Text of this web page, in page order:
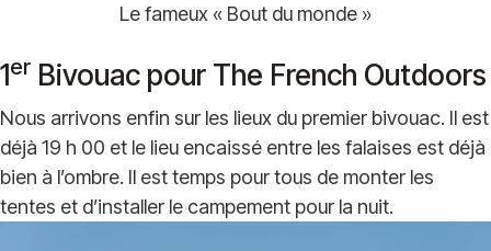
Le fameux « Bout du monde »
1er Bivouac pour The French Outdoors
Nous arrivons enfin sur les lieux du premier bivouac. Il est
déjà 19 h 00 et le lieu encaissé entre les falaises est déjà
bien à l’ombre. Il est temps pour tous de monter les
tentes et d’installer le campement pour la nuit.